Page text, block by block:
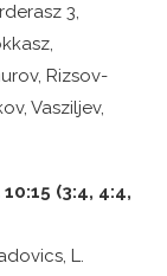
3,
Rizsov-
Vasziljev,
(3:4, 4:4,
L.